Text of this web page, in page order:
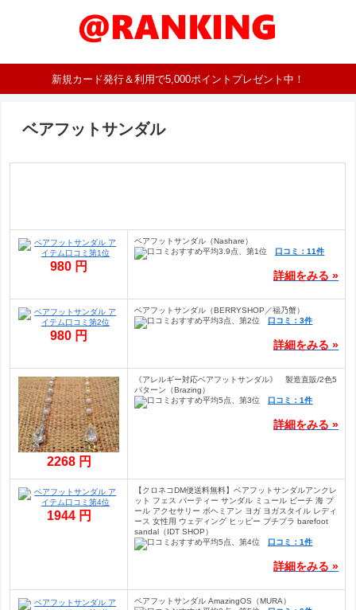
新規カード発行＆利用で5,000ポイントプレゼント中！
ベアフットサンダル
980 円
ベアフットサンダル（Nashare）
口コミ：11件
詳細をみる »
980 円
ベアフットサンダル（BERRYSHOP／福乃蟹）
口コミ：3件
詳細をみる »
2268 円
《アレルギー対応ベアフットサンダル》 製造直販/2色5
パターン（Brazing）
口コミ：1件
詳細をみる »
1944 円
【クロネコDM便送料無料】ベアフットサンダルアンクレ
ット フェス パーティー サンダル ミュール ビーチ 海 プ
ール アクセサリー ボヘミアン ヨガ ヨガスタイル レディ
ース 女性用 ウェディング ヒッピー プチプラ barefoot
sandal（IDT SHOP）
口コミ：1件
詳細をみる »
ベアフットサンダル AmazingOS（MURA）